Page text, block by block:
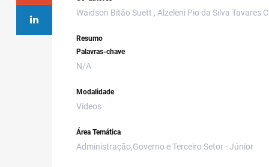
Waidson Bitão Suett , Alzeleni Pio da Silva Tavares
Resumo
Palavras-chave
N/A
Modalidade
Vídeos
Área Temática
Administração,Governo e Terceiro Setor - Júnior